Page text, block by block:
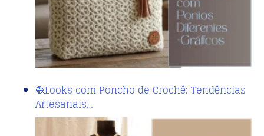
🧶Looks com Poncho de Crochê: Tendências
Artesanais…